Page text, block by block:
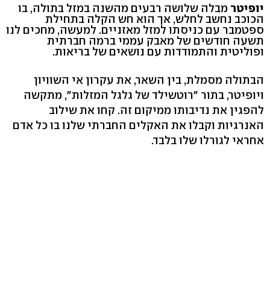
יופיטר מבלה שלושה רבעים מהשנה במזל בתולה, בו
הכוכב נחשב לחלש, אך הוא חש הקלה בתחילת
ספטמבר עם כניסתו למזל מאזניים. למעשה, מחכים לנו
תשעה חודשים של מאבק עממי ברמה חברתית
ופוליטית והתמודדות עם נושאים של בריאות.
הבתולה מסמלת, בין השאר, את עקרון אי השוויון
ויופיטר, בתור "רוטשילד של גלגל המזלות", מתקשה
להפגין את נדיבותו ממיקום זה. קחו את שילוב
האנרגיות וקבלו את האקלים החברתי שלנו בו כל אדם
אחראי לגורלו שלו בלבד.